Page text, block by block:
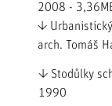
2008 -
↓
arch. Tomáš
↓ Stodůlky
1990